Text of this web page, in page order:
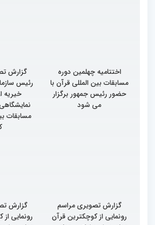
اختتامیه چهلمین دوره
مسابقات بین المللی قرآن با
حضور رئیس جمهور برگزار
می شود
گزارش
رئیس
خیریه
مسابقات
گزارش تصویری مراسم
رونمایی از کوچکترین قرآن
گزارش
رونمایی